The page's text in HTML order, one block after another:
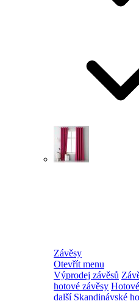
Závěsy
Otevřít menu
Výprodej závěsů
hotové závěsy
další Skandinávské